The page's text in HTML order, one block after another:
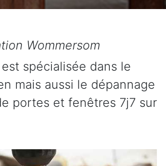
Wommersom
spécialisée dans le
mais aussi le dépannage
portes et fenêtres 7j7 sur